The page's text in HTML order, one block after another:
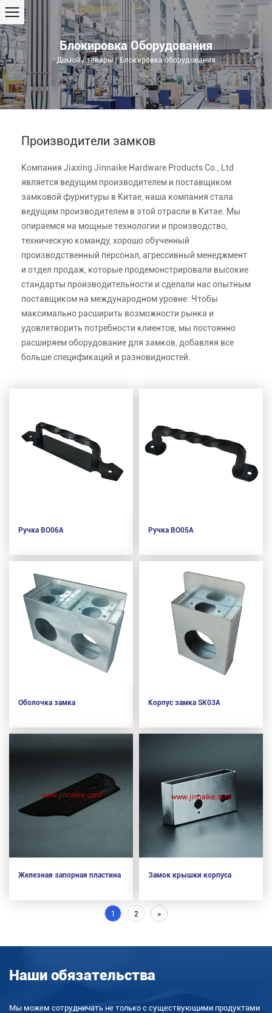
Блокировка Оборудования
Домой/товары/Блокировка оборудования
Производители замков
Компания Jiaxing Jinnaike Hardware Products Co., Ltd
является ведущим производителем и поставщиком
замковой фурнитуры в Китае, наша компания стала
ведущим производителем в этой отрасли в Китае. Мы
опираемся на мощные технологии и производство,
техническую команду, хорошо обученный
производственный персонал, агрессивный менеджмент
и отдел продаж, которые продемонстрировали высокие
стандарты производительности и сделали нас опытным
поставщиком на международном уровне. Чтобы
максимально расширить возможности рынка и
удовлетворить потребности клиентов, мы постоянно
расширяем оборудование для замков, добавляя все
больше спецификаций и разновидностей.
Ручка BO06A Ручка BO05A
Оболочка замка Корпус замка SK03A
Железная запорная пластина Замок крышки корпуса
1 2 >
Наши обязательства
Мы можем сотрудничать не только с существующими продуктами